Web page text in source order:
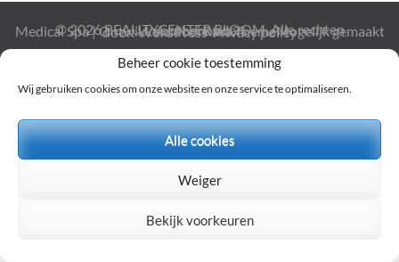
Beheer cookie toestemming
Wij gebruiken cookies om onze website en onze service te optimaliseren.
Alle cookies
Weiger
Bekijk voorkeuren
© 2026BEAUTYCENTER BLOOM
. Alle rechten voorbehouden.
Medical Spa | Ontwikkeld doorRara Theme
Mogelijk gemaakt door:WordPress Privacy policy